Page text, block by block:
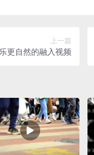
上一篇
更自然的融入视频